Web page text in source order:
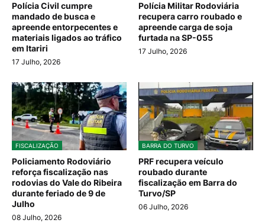
Polícia Civil cumpre
mandado de busca e
apreende entorpecentes e
materiais ligados ao tráfico
em Itariri
17 Julho, 2026
Polícia Militar Rodoviária
recupera carro roubado e
apreende carga de soja
furtada na SP-055
17 Julho, 2026
FISCALIZAÇÃO
Policiamento Rodoviário
reforça fiscalização nas
rodovias do Vale do Ribeira
durante feriado de 9 de
Julho
08 Julho, 2026
BARRA DO TURVO
PRF recupera veículo
roubado durante
fiscalização em Barra do
Turvo/SP
06 Julho, 2026